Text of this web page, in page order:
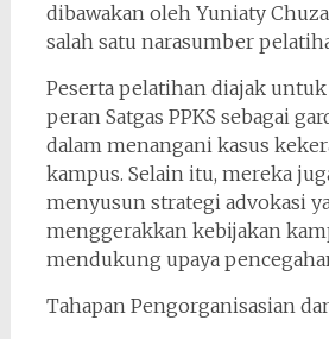
dibawakan oleh Yuniaty
salah satu narasumber
Peserta pelatihan diajak
peran Satgas PPKS sebagai
dalam menangani kasus
kampus. Selain itu, mereka
menyusun strategi advokasi
menggerakkan kebijakan
mendukung upaya
Tahapan Pengorganisasian